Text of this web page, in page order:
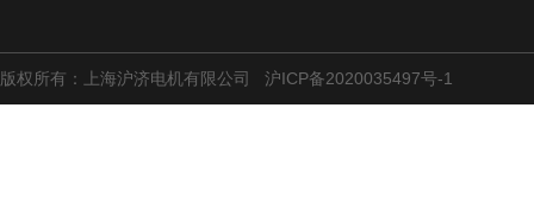
版权所有：上海沪济电机有限公司 沪ICP备2020035497号-1